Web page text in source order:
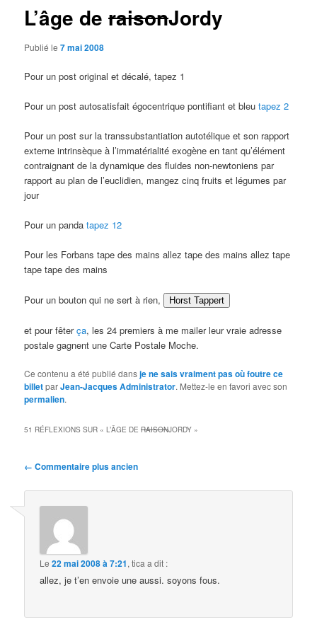
L’âge deraisonJordy
Publié le7 mai 2008
Pour un post original et décalé, tapez 1
Pour un post autosatisfait égocentrique pontifiant et bleutapez 2
Pour un post sur la transsubstantiation autotélique et son rapport
externe intrinsèque à l’immatérialité exogène en tant qu’élément
contraignant de la dynamique des fluides non-newtoniens par
rapport au plan de l’euclidien, mangez cinq fruits et légumes par
jour
Pour un pandatapez 12
Pour les Forbans tape des mains allez tape des mains allez tape
tape tape des mains
Pour un bouton qui ne sert à rien, Horst Tappert
et pour fêterça, les 24 premiers à me mailer leur vraie adresse
postale gagnent une Carte Postale Moche.
Ce contenu a été publié dansje ne sais vraiment pas où foutre ce
billetparJean-Jacques Administrator. Mettez-le en favori avec son
permalien.
51 RÉFLEXIONS SUR «L’ÂGE DERAISONJORDY »
Navigation
commentaires
← Commentaire plus ancien
Le22 mai 2008 à 7:21,tica a dit :
allez, je t’en envoie une aussi. soyons fous.